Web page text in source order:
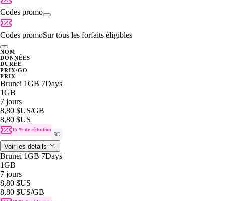
Codes promo
Codes promoSur tous les forfaits éligibles
NOM
DONNÉES
DURÉE
PRIX/GO
PRIX
Brunei 1GB 7Days
1GB
7 jours
8,80 $US/GB
8,80 $US
15 % de réduction
5G
Voir les détails
Brunei 1GB 7Days
1GB
7 jours
8,80 $US
8,80 $US/GB